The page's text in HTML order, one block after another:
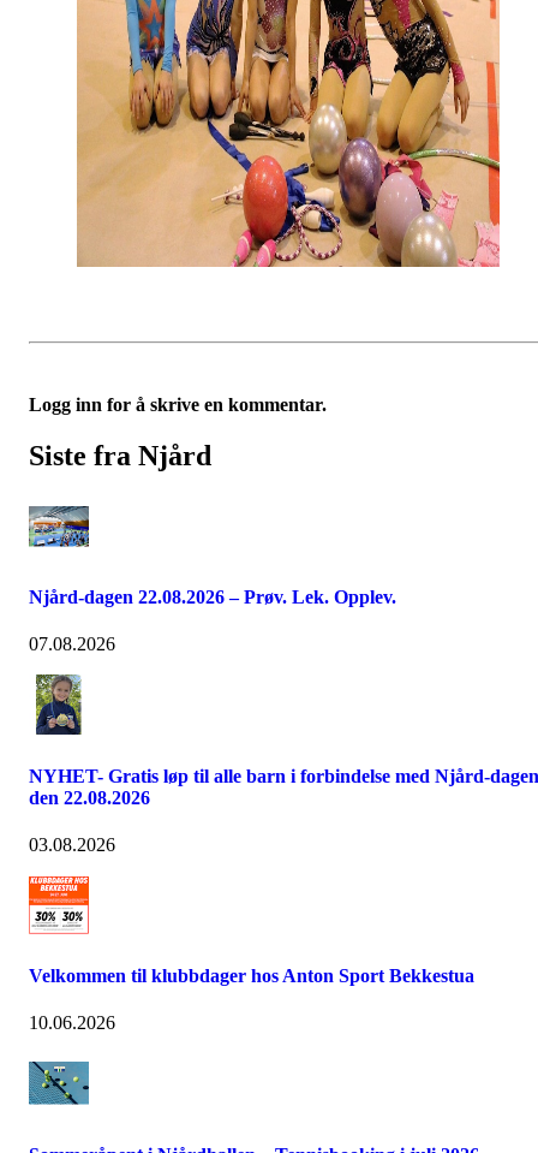
Logg inn for å skrive en kommentar.
Siste fra Njård
Njård-dagen 22.08.2026 – Prøv. Lek. Opplev.
07.08.2026
NYHET- Gratis løp til alle barn i forbindelse med Njård-dagen
den 22.08.2026
03.08.2026
Velkommen til klubbdager hos Anton Sport Bekkestua
10.06.2026